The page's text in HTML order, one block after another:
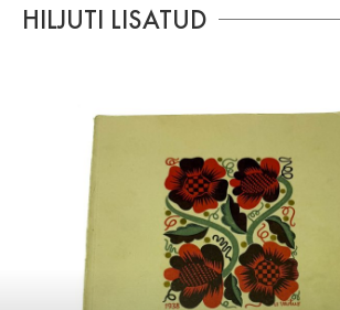
HILJUTI LISATUD